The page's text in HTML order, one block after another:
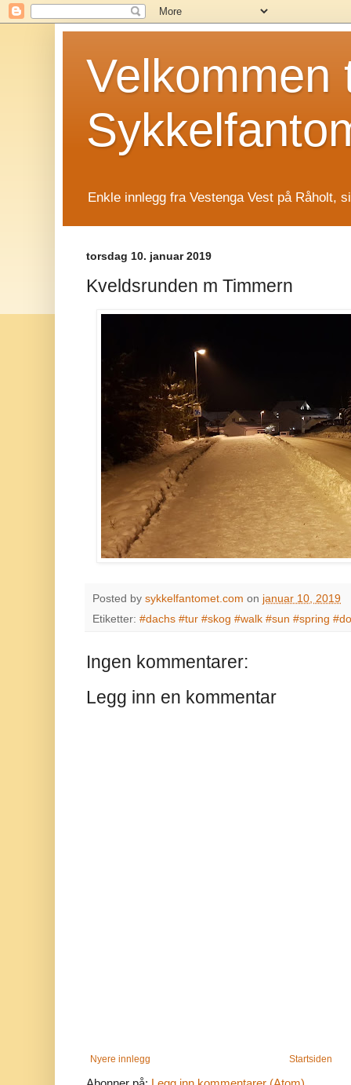
Velkommen
Enkle innlegg fra Vestenga Vest på Råholt,
torsdag 10. januar 2019
Kveldsrunden m Timmern
Posted by sykkelfantomet.com on januar 10, 2019
Etiketter: #dachs #tur #skog #walk #sun #spring
Ingen kommentarer:
Legg inn en kommentar
Nyere innlegg Startsiden